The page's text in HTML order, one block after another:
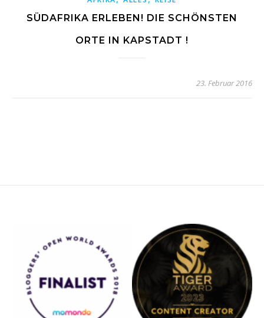
SÜDAFRIKA ERLEBEN! DIE SCHÖNSTEN
ORTE IN KAPSTADT !
23. Februar 2016